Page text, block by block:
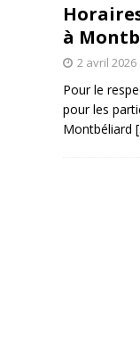
à
2 avril 2026
Pour le
pour les
Montbéliard